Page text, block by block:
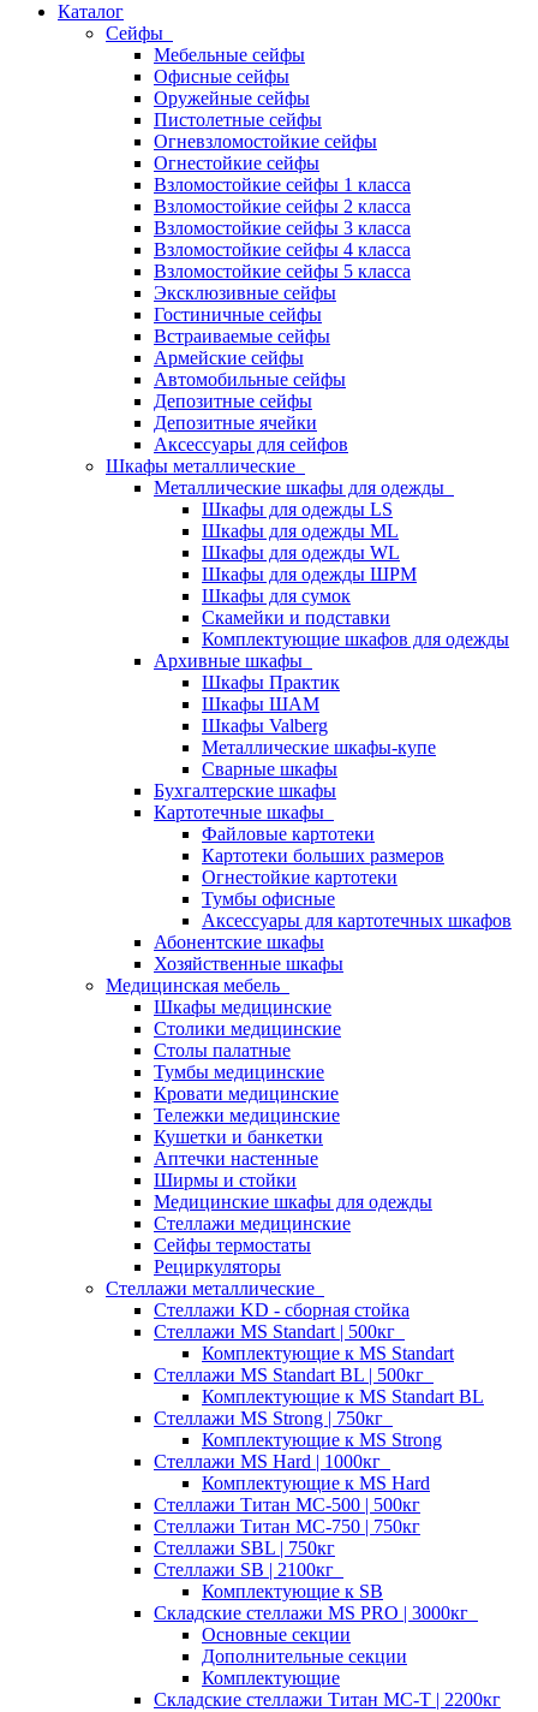
Каталог
Сейфы
Мебельные сейфы
Офисные сейфы
Оружейные сейфы
Пистолетные сейфы
Огневзломостойкие сейфы
Огнестойкие сейфы
Взломостойкие сейфы 1 класса
Взломостойкие сейфы 2 класса
Взломостойкие сейфы 3 класса
Взломостойкие сейфы 4 класса
Взломостойкие сейфы 5 класса
Эксклюзивные сейфы
Гостиничные сейфы
Встраиваемые сейфы
Армейские сейфы
Автомобильные сейфы
Депозитные сейфы
Депозитные ячейки
Аксессуары для сейфов
Шкафы металлические
Металлические шкафы для одежды
Шкафы для одежды LS
Шкафы для одежды ML
Шкафы для одежды WL
Шкафы для одежды ШРМ
Шкафы для сумок
Скамейки и подставки
Комплектующие шкафов для одежды
Архивные шкафы
Шкафы Практик
Шкафы ШАМ
Шкафы Valberg
Металлические шкафы-купе
Сварные шкафы
Бухгалтерские шкафы
Картотечные шкафы
Файловые картотеки
Картотеки больших размеров
Огнестойкие картотеки
Тумбы офисные
Аксессуары для картотечных шкафов
Абонентские шкафы
Хозяйственные шкафы
Медицинская мебель
Шкафы медицинские
Столики медицинские
Столы палатные
Тумбы медицинские
Кровати медицинские
Тележки медицинские
Кушетки и банкетки
Аптечки настенные
Ширмы и стойки
Медицинские шкафы для одежды
Стеллажи медицинские
Сейфы термостаты
Рециркуляторы
Стеллажи металлические
Стеллажи KD - сборная стойка
Стеллажи MS Standart | 500кг
Комплектующие к MS Standart
Стеллажи MS Standart BL | 500кг
Комплектующие к MS Standart BL
Стеллажи MS Strong | 750кг
Комплектующие к MS Strong
Стеллажи MS Hard | 1000кг
Комплектующие к MS Hard
Стеллажи Титан МС-500 | 500кг
Стеллажи Титан МС-750 | 750кг
Стеллажи SBL | 750кг
Стеллажи SB | 2100кг
Комплектующие к SB
Складские стеллажи MS PRO | 3000кг
Основные секции
Дополнительные секции
Комплектующие
Складские стеллажи Титан МС-Т | 2200кг